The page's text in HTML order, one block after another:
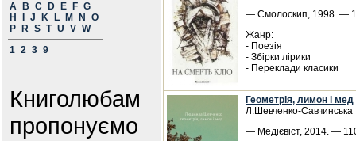
A
B C D E F G
H
J K L M N
O
P
R S T U V W
1 2 3 9
Книголюбам
пропонуємо
— Смолоскип, 1998. —
Жанр:
- Поезія
- Збірки лірики
- Переклади класики
Геометрія, лимон і мед
Л.Шевченко-Савчинська
— Медієвіст, 2014. —